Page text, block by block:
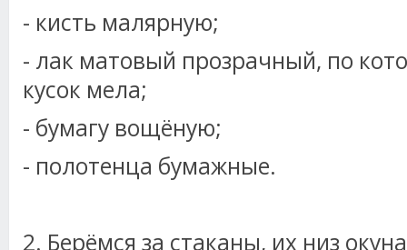
- кисть малярную;
- лак матовый прозрачный, по
кусок мела;
- бумагу вощёную;
- полотенца бумажные.
2. Берёмся за стаканы, их низ